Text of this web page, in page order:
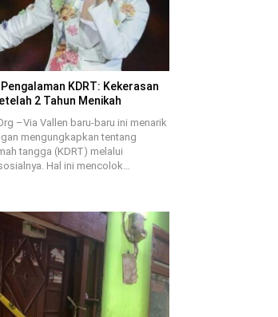
KDRT: Kekerasan
2 Tahun Menikah
–Via Vallen baru-baru ini menarik
mengungkapkan tentang
tangga (KDRT) melalui
Hal ini mencolok…